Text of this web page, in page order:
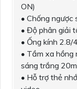
ON)
• Chống ngược
• Độ phân giải
• Ống kính 2.8/
• Tầm xa hồng
sáng trắng 20m
• Hỗ trợ thẻ